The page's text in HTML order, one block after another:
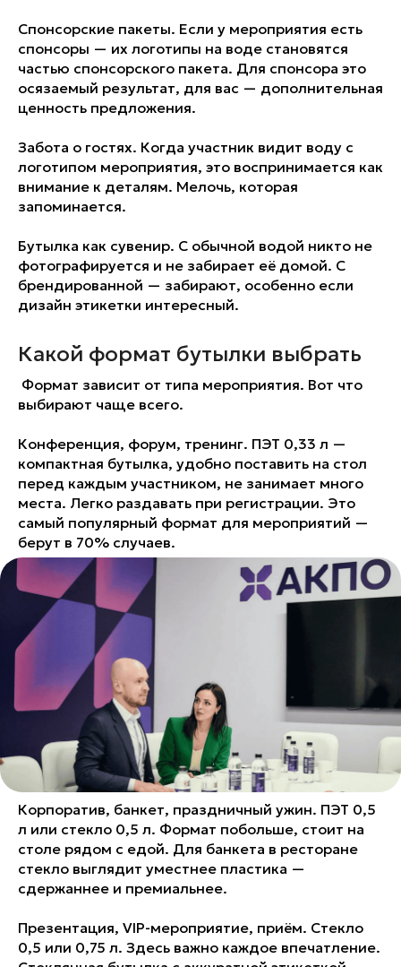
Спонсорские пакеты. Если у мероприятия есть
спонсоры — их логотипы на воде становятся
частью спонсорского пакета. Для спонсора это
осязаемый результат, для вас — дополнительная
ценность предложения.
Забота о гостях. Когда участник видит воду с
логотипом мероприятия, это воспринимается как
внимание к деталям. Мелочь, которая
запоминается.
Бутылка как сувенир. С обычной водой никто не
фотографируется и не забирает её домой. С
брендированной — забирают, особенно если
дизайн этикетки интересный.
Какой формат бутылки выбрать
Формат зависит от типа мероприятия. Вот что
выбирают чаще всего.
Конференция, форум, тренинг. ПЭТ 0,33 л —
компактная бутылка, удобно поставить на стол
перед каждым участником, не занимает много
места. Легко раздавать при регистрации. Это
самый популярный формат для мероприятий —
берут в 70% случаев.
Корпоратив, банкет, праздничный ужин. ПЭТ 0,5
л или стекло 0,5 л. Формат побольше, стоит на
столе рядом с едой. Для банкета в ресторане
стекло выглядит уместнее пластика —
сдержаннее и премиальнее.
Презентация, VIP-мероприятие, приём. Стекло
0,5 или 0,75 л. Здесь важно каждое впечатление.